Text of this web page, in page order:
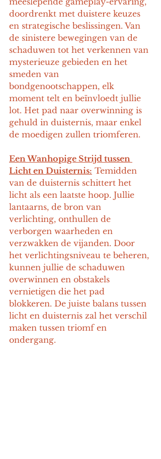
doordrenkt met duistere keuzes
en strategische beslissingen. Van
de sinistere bewegingen van de
schaduwen tot het verkennen van
mysterieuze gebieden en het
smeden van
bondgenootschappen, elk
moment telt en beïnvloedt jullie
lot. Het pad naar overwinning is
gehuld in duisternis, maar enkel
de moedigen zullen triomferen.
Een Wanhopige Strijd tussen
Licht en Duisternis: Temidden
van de duisternis schittert het
licht als een laatste hoop. Jullie
lantaarns, de bron van
verlichting, onthullen de
verborgen waarheden en
verzwakken de vijanden. Door
het verlichtingsniveau te beheren,
kunnen jullie de schaduwen
overwinnen en obstakels
vernietigen die het pad
blokkeren. De juiste balans tussen
licht en duisternis zal het verschil
maken tussen triomf en
ondergang.